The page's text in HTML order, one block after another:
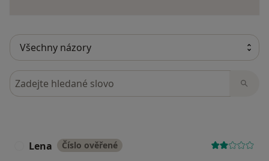
Hledejte v názorech
Lena Číslo ověřené